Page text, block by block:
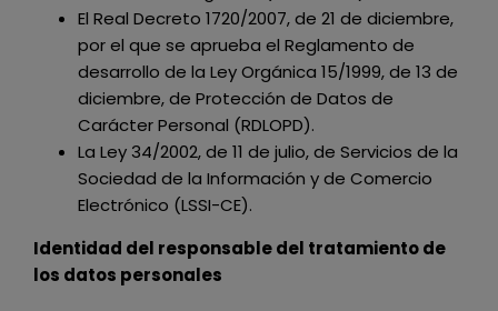
El Real Decreto 1720/2007, de 21 de diciembre,
por el que se aprueba el Reglamento de
desarrollo de la Ley Orgánica 15/1999, de 13 de
diciembre, de Protección de Datos de
Carácter Personal (RDLOPD).
La Ley 34/2002, de 11 de julio, de Servicios de la
Sociedad de la Información y de Comercio
Electrónico (LSSI-CE).
Identidad del responsable del tratamiento de
los datos personales